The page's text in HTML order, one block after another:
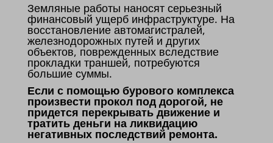
Земляные работы наносят серьезный
финансовый ущерб инфраструктуре. На
восстановление автомагистралей,
железнодорожных путей и других
объектов, поврежденных вследствие
прокладки траншей, потребуются
большие суммы.
Если с помощью бурового комплекса
произвести прокол под дорогой, не
придется перекрывать движение и
тратить деньги на ликвидацию
негативных последствий ремонта.